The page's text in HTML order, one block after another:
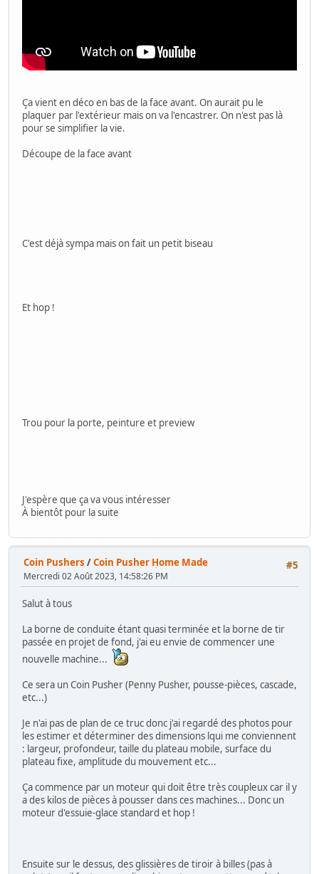
Ça vient en déco en bas de la face avant. On aurait pu le
plaquer par l'extérieur mais on va l'encastrer. On n'est pas là
pour se simplifier la vie.
Découpe de la face avant
C'est déjà sympa mais on fait un petit biseau
Et hop !
Trou pour la porte, peinture et preview
J'espère que ça va vous intéresser
À bientôt pour la suite
#5
Coin Pushers /Coin Pusher Home Made
Mercredi 02 Août 2023, 14:58:26 PM
Salut à tous
La borne de conduite étant quasi terminée et la borne de tir
passée en projet de fond, j'ai eu envie de commencer une
nouvelle machine...
Ce sera un Coin Pusher (Penny Pusher, pousse-pièces, cascade,
etc...)
Je n'ai pas de plan de ce truc donc j'ai regardé des photos pour
les estimer et déterminer des dimensions lqui me conviennent
: largeur, profondeur, taille du plateau mobile, surface du
plateau fixe, amplitude du mouvement etc...
Ça commence par un moteur qui doit être très coupleux car il y
a des kilos de pièces à pousser dans ces machines... Donc un
moteur d'essuie-glace standard et hop !
Ensuite sur le dessus, des glissières de tiroir à billes (pas à